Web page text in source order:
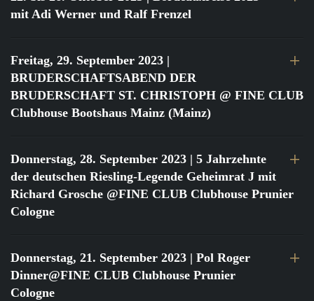
mit Adi Werner und Ralf Frenzel
Freitag, 29. September 2023 |
BRUDERSCHAFTSABEND DER
BRUDERSCHAFT ST. CHRISTOPH @ FINE CLUB
Clubhouse Bootshaus Mainz (Mainz)
Donnerstag, 28. September 2023 | 5 Jahrzehnte
der deutschen Riesling-Legende Geheimrat J mit
Richard Grosche @FINE CLUB Clubhouse Prunier
Cologne
Donnerstag, 21. September 2023 | Pol Roger
Dinner@FINE CLUB Clubhouse Prunier
Cologne